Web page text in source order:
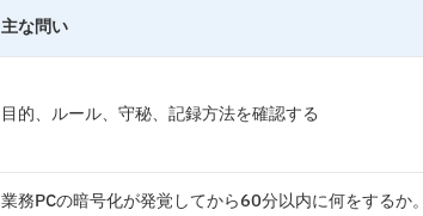
主な問い
目的、ルール、守秘、記録方法を確認する
業務PCの暗号化が発覚してから60分以内に何をするか